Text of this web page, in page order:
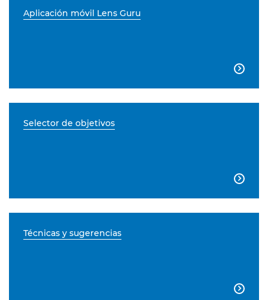
Aplicación móvil Lens Guru

Selector de objetivos

Técnicas y sugerencias
